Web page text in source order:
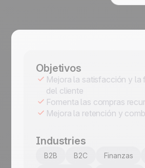
Objetivos
Mejora la satisfacción y la
del cliente
Fomenta las compras
Mejora la retención y
Industries
B2B B2C Finanzas